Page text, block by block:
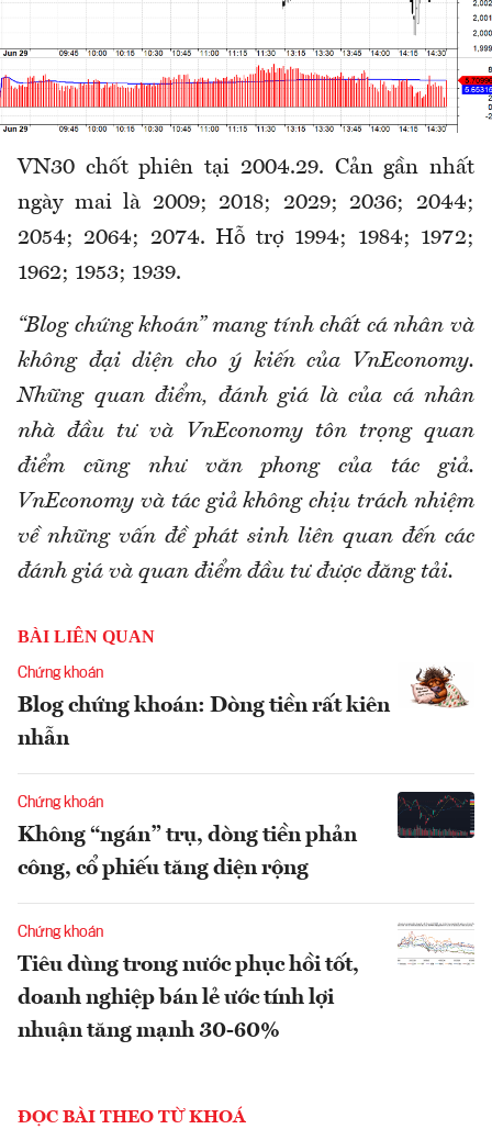
VN30 chốt phiên tại 2004.29. Cản gần nhất
ngày mai là 2009; 2018; 2029; 2036; 2044;
2054; 2064; 2074. Hỗ trợ 1994; 1984; 1972;
1962; 1953; 1939.
“Blog chứng khoán” mang tính chất cá nhân và
không đại diện cho ý kiến của VnEconomy.
Những quan điểm, đánh giá là của cá nhân
nhà đầu tư và VnEconomy tôn trọng quan
điểm cũng như văn phong của tác giả.
VnEconomy và tác giả không chịu trách nhiệm
về những vấn đề phát sinh liên quan đến các
đánh giá và quan điểm đầu tư được đăng tải.
BÀI LIÊN QUAN
Chứng khoán
Blog chứng khoán: Dòng tiền rất kiên
nhẫn
Chứng khoán
Không “ngán” trụ, dòng tiền phản
công, cổ phiếu tăng diện rộng
Chứng khoán
Tiêu dùng trong nước phục hồi tốt,
doanh nghiệp bán lẻ ước tính lợi
nhuận tăng mạnh 30-60%
ĐỌC BÀI THEO TỪ KHOÁ